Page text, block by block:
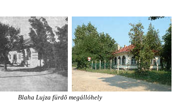
Blaha Lujza fürdõ megállóhely